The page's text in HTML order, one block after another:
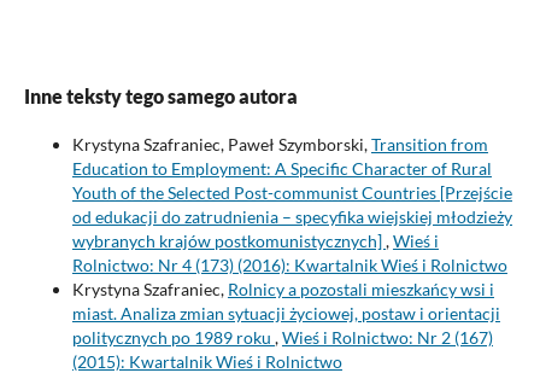
Inne teksty tego samego autora
Krystyna Szafraniec, Paweł Szymborski,Transition from
Education to Employment: A Specific Character of Rural
Youth of the Selected Post-communist Countries [Przejście
od edukacji do zatrudnienia – specyfika wiejskiej młodzieży
wybranych krajów postkomunistycznych],Wieś i
Rolnictwo: Nr 4 (173) (2016): Kwartalnik Wieś i Rolnictwo
Krystyna Szafraniec, Rolnicy a pozostali mieszkańcy wsi i
miast. Analiza zmian sytuacji życiowej, postaw i orientacji
politycznych po 1989 roku ,Wieś i Rolnictwo: Nr 2 (167)
(2015): Kwartalnik Wieś i Rolnictwo